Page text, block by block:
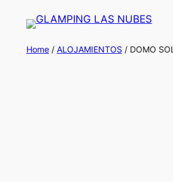
contenido
Home/ ALOJAMIENTOS/ DOMO SOL